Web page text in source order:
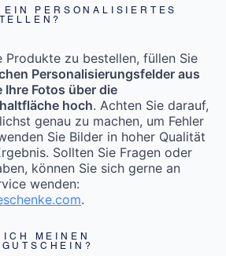
PERSONALISIERTES
Produkte zu bestellen, füllen Sie
Personalisierungsfelder aus
Ihre Fotos über die
hoch. Achten Sie darauf,
genau zu machen, um Fehler
Sie Bilder in hoher Qualität
Sollten Sie Fragen oder
können Sie sich gerne an
wenden:
.
ICH MEINEN